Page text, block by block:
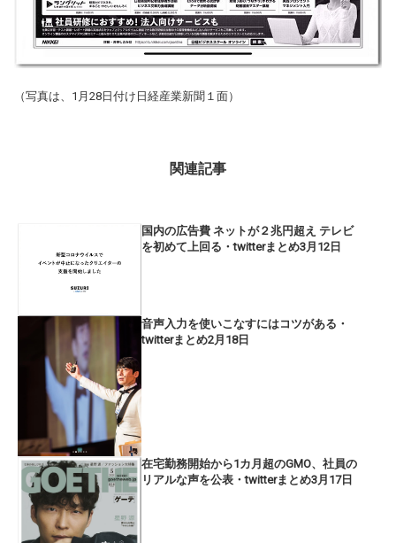
（写真は、1月28日付け日経産業新聞１面）
関連記事
国内の広告費 ネットが２兆円超え テレビ
を初めて上回る・twitterまとめ3月12日
音声入力を使いこなすにはコツがある・
twitterまとめ2月18日
在宅勤務開始から1カ月超のGMO、社員の
リアルな声を公表・twitterまとめ3月17日